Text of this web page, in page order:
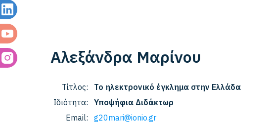
Αλεξάνδρα Μαρίνου
Τίτλος:
Το ηλεκτρονικό έγκλημα στην Ελλάδα
Ιδιότητα:
Υποψήφια Διδάκτωρ
Email:
g20mari@ionio.gr